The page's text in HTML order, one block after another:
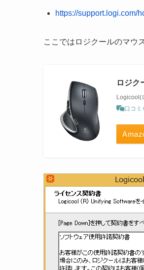
https://support.logi.com/
ここではロジクールのマウ
ロジク
Logicool(
口コミ